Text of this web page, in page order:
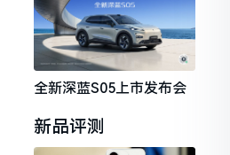
全新深蓝S05上市发布会
新品评测